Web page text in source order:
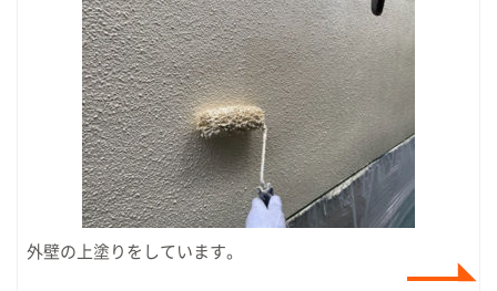
外壁の上塗りをしています。